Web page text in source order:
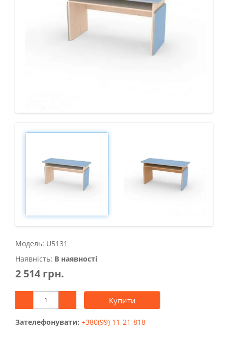
Модель: U5131
Наявність: В наявності
2 514 грн.
Купити
Зателефонувати: +380(99) 11-21-818